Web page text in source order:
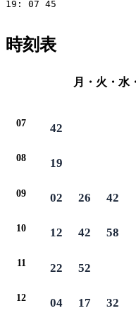
19: 07 45
時刻表
月・火・水
07 42
08 19
09 02 26 42
10 12 42 58
11 22 52
12 04 17 32